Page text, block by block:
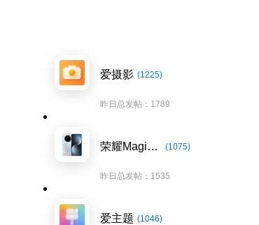
爱摄影 (1225)
昨日总发帖：1789
荣耀Magic7系列 (1075)
昨日总发帖：1535
爱主题 (1046)